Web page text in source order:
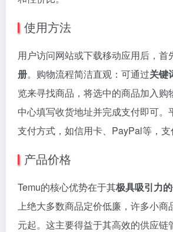
使用方法
用户访问网站或下载移动应用后，首
册。购物流程简洁直观：可通过关键
览来寻找商品，将选中的商品加入购
中心填写收货地址并完成支付即可。
支付方式，如信用卡、PayPal等，支
产品价格
Temu的核心优势在于其极具吸引力
上绝大多数商品定价低廉，许多小商
元起。这主要得益于其高效的供应链